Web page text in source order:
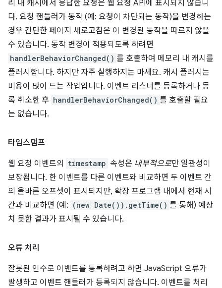
리 내 캐시에서 응답한 요청은 웹 요청 API에 표시되지 않습니
다. 요청 핸들러가 동작 (예: 요청이 차단되는 동작)을 변경하는
경우 간단한 페이지 새로고침은 이 변경된 동작을 따르지 않을
수 있습니다. 동작 변경이 적용되도록 하려면
handlerBehaviorChanged() 를 호출하여 메모리 내 캐시를
플러시합니다. 하지만 자주 실행하지는 마세요. 캐시 플러시는
비용이 많이 드는 작업입니다. 이벤트 리스너를 등록하거나 등
록 취소한 후 handlerBehaviorChanged() 를 호출할 필요
는 없습니다.
타임스탬프
웹 요청 이벤트의 timestamp 속성은 내부적으로만 일관성이
보장됩니다. 한 이벤트를 다른 이벤트와 비교하면 두 이벤트 간
의 올바른 오프셋이 표시되지만, 확장 프로그램 내에서 현재 시
간과 비교하면 (예: (new Date()).getTime() 를 통해) 예상
치 못한 결과가 표시될 수 있습니다.
오류 처리
잘못된 인수로 이벤트를 등록하려고 하면 JavaScript 오류가
발생하고 이벤트 핸들러가 등록되지 않습니다. 이벤트를 처리